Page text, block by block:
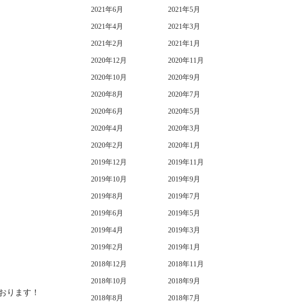
ります！
2021年6月 2021年5月
2021年4月 2021年3月
2021年2月 2021年1月
2020年12月 2020年11月
2020年10月 2020年9月
2020年8月 2020年7月
2020年6月 2020年5月
2020年4月 2020年3月
2020年2月 2020年1月
2019年12月 2019年11月
2019年10月 2019年9月
2019年8月 2019年7月
2019年6月 2019年5月
2019年4月 2019年3月
2019年2月 2019年1月
2018年12月 2018年11月
2018年10月 2018年9月
2018年8月 2018年7月